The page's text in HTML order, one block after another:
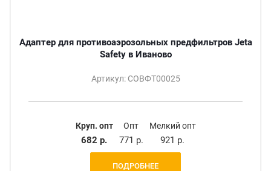
Адаптер для противоаэрозольных предфильтров Jeta
Safety в Иваново
Артикул: СОВФТ00025
Круп. опт
682 р.
Опт
771 р.
Мелкий опт
921 р.
ПОДРОБНЕЕ